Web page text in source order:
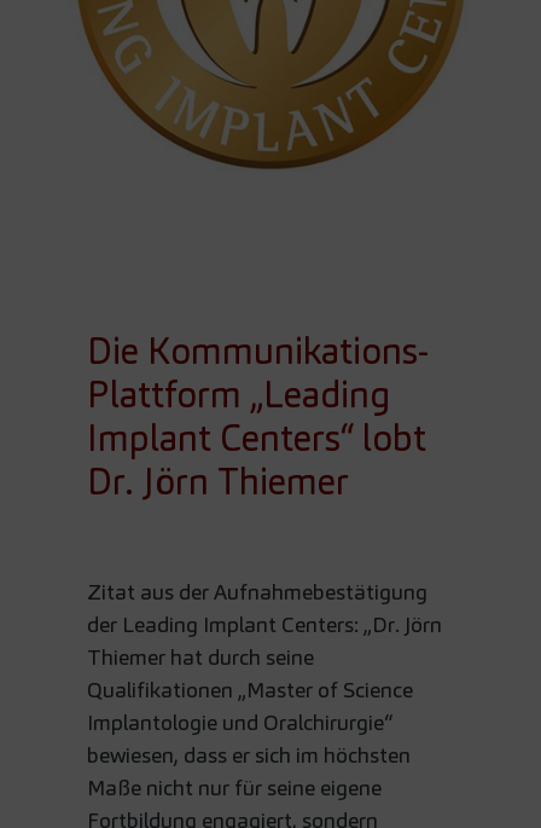
Die Kommunikations-
Plattform „Leading
Implant Centers“ lobt
Dr. Jörn Thiemer
Zitat aus der Aufnahmebestätigung
der Leading Implant Centers: „Dr. Jörn
Thiemer hat durch seine
Qualifikationen „Master of Science
Implantologie und Oralchirurgie“
bewiesen, dass er sich im höchsten
Maße nicht nur für seine eigene
Fortbildung engagiert, sondern